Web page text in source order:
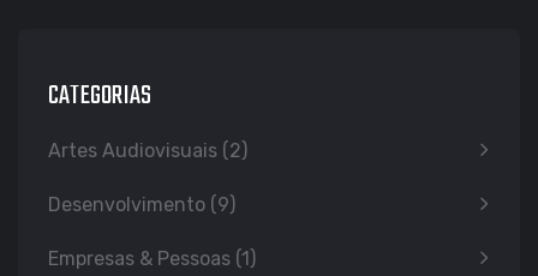
CATEGORIAS
Artes Audiovisuais (2)
Desenvolvimento (9)
Empresas & Pessoas (1)